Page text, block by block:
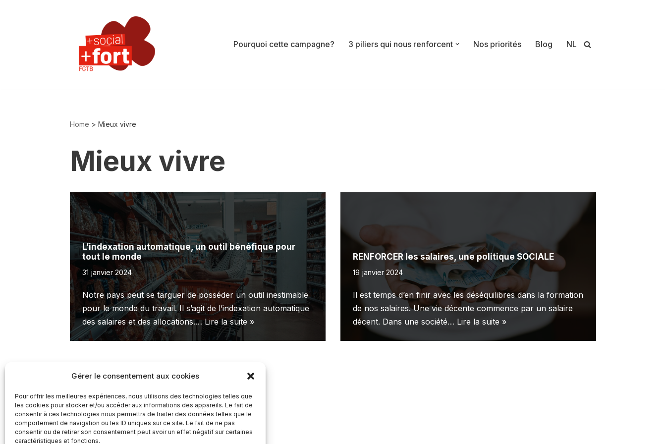
Gérer le consentement aux cookies
Pour offrir les meilleures expériences, nous utilisons des technologies telles que
les cookies pour stocker et/ou accéder aux informations des appareils. Le fait de
consentir à ces technologies nous permettra de traiter des données telles que le
comportement de navigation ou les ID uniques sur ce site. Le fait de ne pas
consentir ou de retirer son consentement peut avoir un effet négatif sur certaines
caractéristiques et fonctions.
Pourquoi cette campagne? 3 piliers qui nous renforcent Nos priorités Blog NL
Home > Mieux vivre
Mieux vivre
L’indexation automatique, un outil bénéfique pour
tout le monde
31 janvier 2024
Notre pays peut se targuer de posséder un outil inestimable
pour le monde du travail. Il s’agit de l’indexation automatique
des salaires et des allocations.…Lire la suite »
RENFORCER les salaires, une politique SOCIALE
19 janvier 2024
Il est temps d’en finir avec les déséquilibres dans la formation
de nos salaires. Une vie décente commence par un salaire
décent. Dans une société… Lire la suite »